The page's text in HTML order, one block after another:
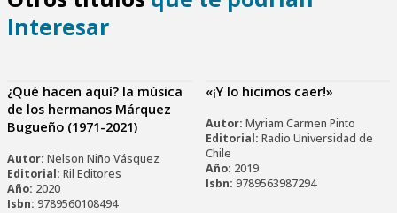
Interesar
¿Qué hacen aquí? la música
de los hermanos Márquez
Bugueño (1971-2021)
Autor: Nelson Niño Vásquez
Editorial: Ril Editores
Año: 2020
Isbn: 9789560108494
«¡Y lo hicimos caer!»
Autor: Myriam Carmen Pinto
Editorial: Radio Universidad de
Chile
Año: 2019
Isbn: 9789563987294